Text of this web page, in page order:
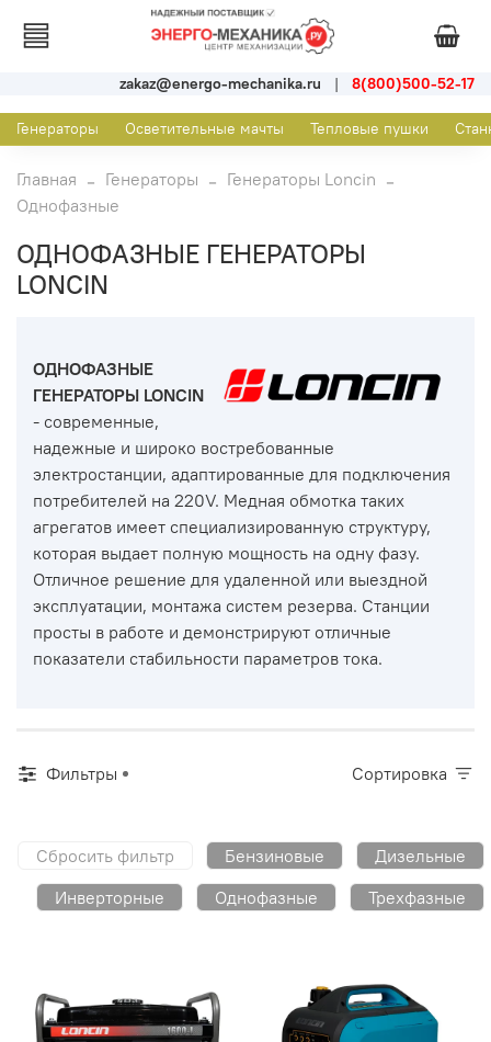
zakaz@energo-mechanika.ru | 8(800)500-52-17
Генераторы Осветительные мачты Тепловые пушки
Главная Генераторы
Генераторы Loncin
Однофазные
ОДНОФАЗНЫЕ ГЕНЕРАТОРЫ
LONCIN
ОДНОФАЗНЫЕ
ГЕНЕРАТОРЫ LONCIN
- современные,
надежные и широко востребованные
электростанции, адаптированные для подключения
потребителей на 220V. Медная обмотка таких
агрегатов имеет специализированную структуру,
которая выдает полную мощность на одну фазу.
Отличное решение для удаленной или выездной
эксплуатации, монтажа систем резерва. Станции
просты в работе и демонстрируют отличные
показатели стабильности параметров тока.
Фильтры Сортировка
Сбросить фильтр Бензиновые
Дизельные
Инверторные
Однофазные Трехфазные